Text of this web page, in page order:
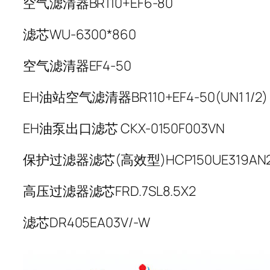
滤芯WU-6300*860
空气滤清器EF4-50
EH油站空气滤清器BR110+EF4-50(UN1 1/2)
EH油泵出口滤芯 CKX-0150F003VN
保护过滤器滤芯(高效型
高压过滤器滤芯FRD.7SL8.5X2
滤芯DR405EA03V/-W